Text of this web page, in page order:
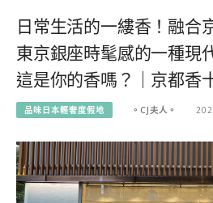
日常生活的一縷香！融合
東京銀座時髦感的一種現
這是你的香嗎？｜京都香
品味日本輕奢度假地 。CJ夫人。